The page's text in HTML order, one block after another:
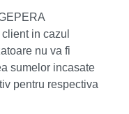
in cazul
nu va fi
sumelor incasate
pentru respectiva